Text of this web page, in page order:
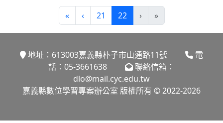
« ‹ 21 22(current)
› »
地址：613003嘉義縣朴子市山通路11號
電
話：05-3661638
聯絡信箱：
dlo@mail.cyc.edu.tw
嘉義縣數位學習專案辦公室 版權所有 © 2022-2026